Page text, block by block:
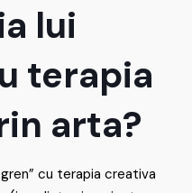
lui
terapia
arta?
cu terapia creativa